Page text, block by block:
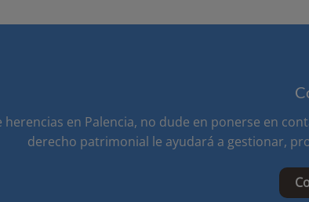
herencias en Palencia, no dude en ponerse en
derecho patrimonial le ayudará a gestionar,